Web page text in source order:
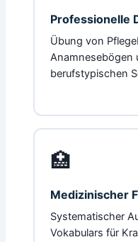
Professionelle
Übung von
Anamnesebögen
berufstypischen
🏥
Medizinischer
Systematischer
Vokabulars für